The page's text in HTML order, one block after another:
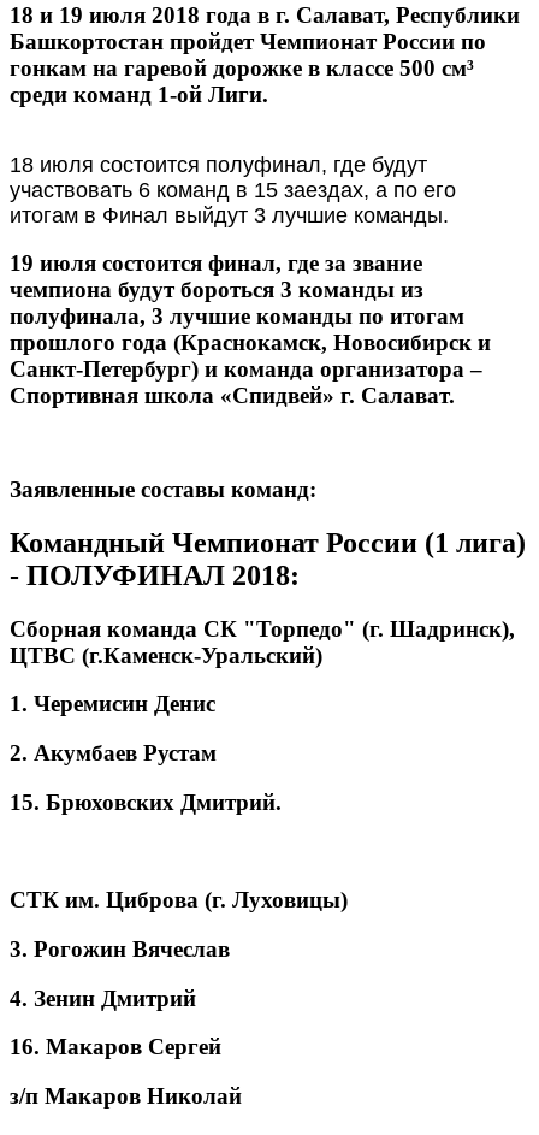
18 и 19 июля 2018 года в г. Салават, Республики
Башкортостан пройдет Чемпионат России по
гонкам на гаревой дорожке в классе 500 см³
среди команд 1-ой Лиги.
18 июля состоится полуфинал, где будут
участвовать 6 команд в 15 заездах, а по его
итогам в Финал выйдут 3 лучшие команды.
19 июля состоится финал, где за звание
чемпиона будут бороться 3 команды из
полуфинала, 3 лучшие команды по итогам
прошлого года (Краснокамск, Новосибирск и
Санкт-Петербург) и команда организатора –
Спортивная школа «Спидвей» г. Салават.
Заявленные составы команд:
Командный Чемпионат России (1 лига)
- ПОЛУФИНАЛ 2018:
Сборная команда СК "Торпедо" (г. Шадринск),
ЦТВС (г.Каменск-Уральский)
1. Черемисин Денис
2. Акумбаев Рустам
15. Брюховских Дмитрий.
СТК им. Циброва (г. Луховицы)
3. Рогожин Вячеслав
4. Зенин Дмитрий
16. Макаров Сергей
з/п Макаров Николай